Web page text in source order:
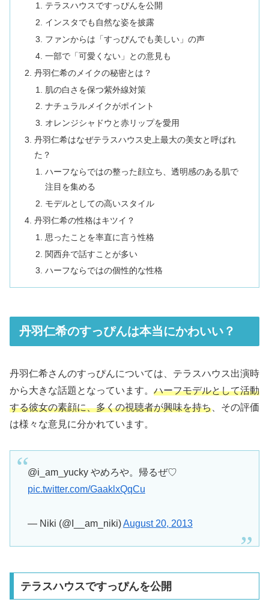
テラスハウスですっぴんを公開
インスタでも自然な姿を披露
ファンからは「すっぴんでも美しい」の声
一部で「可愛くない」との意見も
丹羽仁希のメイクの秘密とは？
肌の白さを保つ紫外線対策
ナチュラルメイクがポイント
オレンジシャドウと赤リップを愛用
丹羽仁希はなぜテラスハウス史上最大の美女と呼ばれ
た？
ハーフならではの整った顔立ち、透明感のある肌で
注目を集める
モデルとしての高いスタイル
丹羽仁希の性格はキツイ？
思ったことを率直に言う性格
関西弁で話すことが多い
ハーフならではの個性的な性格
丹羽仁希のすっぴんは本当にかわいい？
丹羽仁希さんのすっぴんについては、テラスハウス出演時
から大きな話題となっています。 ハーフモデルとして活動
する彼女の素顔に、多くの視聴者が興味を持ち 、その評価
は様々な意見に分かれています。
@i_am_yucky やめろや。帰るぜ♡
pic.twitter.com/GaaklxQqCu
— Niki (@I__am_niki)August 20, 2013
テラスハウスですっぴんを公開